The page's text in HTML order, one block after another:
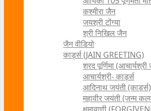
कश्मीरा जैन
जयश्री टोंग्या
श्री निखिल जैन
जैन वीडियो
कार्ड्स (JAIN GREETING)
शरद पूर्णिमा (आचार्यश्री
आचार्यश्री- कार्ड्स
आदिनाथ जयंती (कार्ड्स)
महावीर जयंती (जन्म